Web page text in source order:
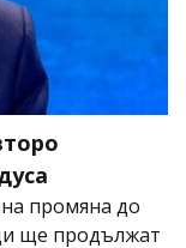
промяна до
ще продължат